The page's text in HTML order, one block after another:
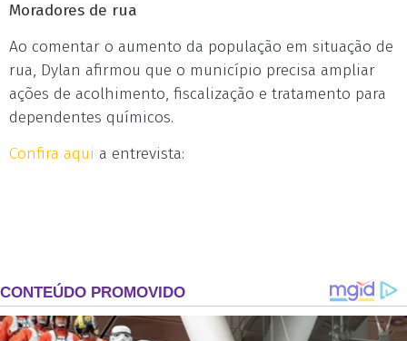
Moradores de rua
Ao comentar o aumento da população em situação de
rua, Dylan afirmou que o município precisa ampliar
ações de acolhimento, fiscalização e tratamento para
dependentes químicos.
Confira aqui a entrevista: